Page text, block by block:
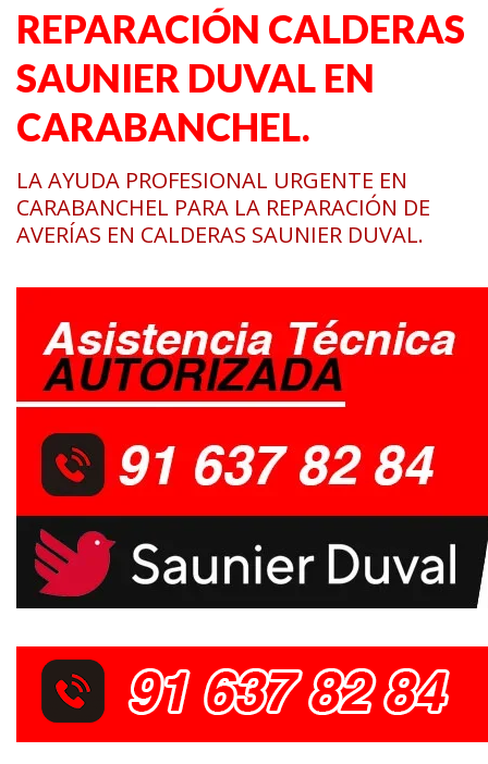
REPARACIÓN CALDERAS
SAUNIER DUVAL EN
CARABANCHEL.
LA AYUDA PROFESIONAL URGENTE EN
CARABANCHEL PARA LA REPARACIÓN DE
AVERÍAS EN CALDERAS SAUNIER DUVAL.